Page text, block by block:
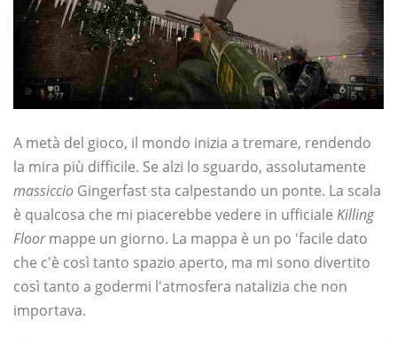
A metà del gioco, il mondo inizia a tremare, rendendo
la mira più difficile. Se alzi lo sguardo, assolutamente
massiccio Gingerfast sta calpestando un ponte. La scala
è qualcosa che mi piacerebbe vedere in ufficiale Killing
Floormappe un giorno. La mappa è un po 'facile dato
che c'è così tanto spazio aperto, ma mi sono divertito
così tanto a godermi l'atmosfera natalizia che non
importava.